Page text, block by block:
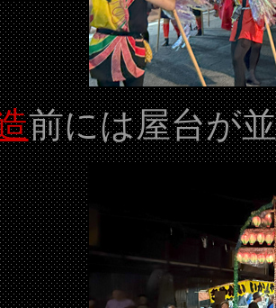
前には屋台が